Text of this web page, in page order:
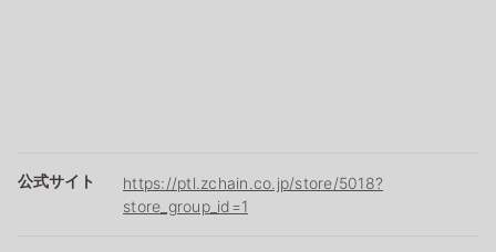
公式サイト
https://ptl.zchain.co.jp/store/5018?
store_group_id=1